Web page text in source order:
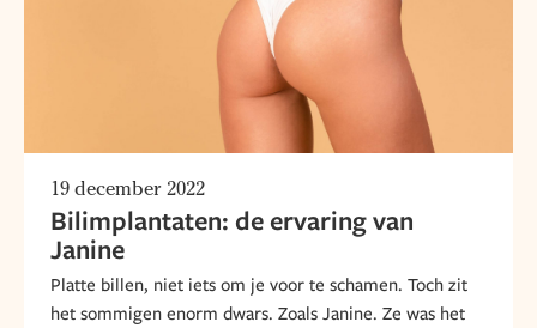
19 december 2022
Bilimplantaten: de ervaring van
Janine
Platte billen, niet iets om je voor te schamen. Toch zit
het sommigen enorm dwars. Zoals Janine. Ze was het